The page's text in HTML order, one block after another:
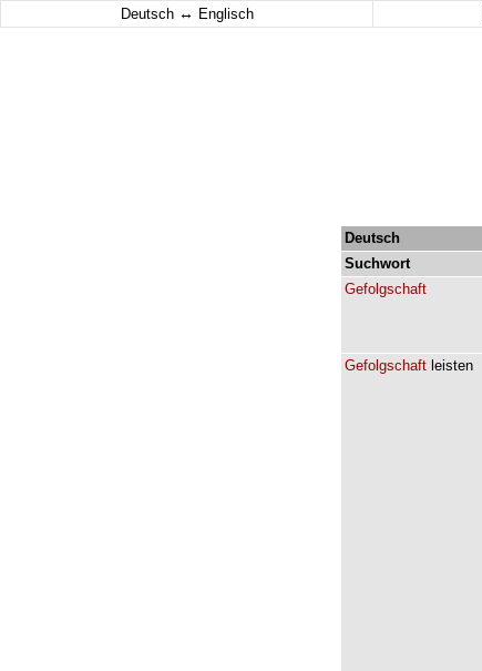
Deutsch ↔ Englisch
Deutsch
Suchwort
Gefolgschaft
Gefolgschaft leisten